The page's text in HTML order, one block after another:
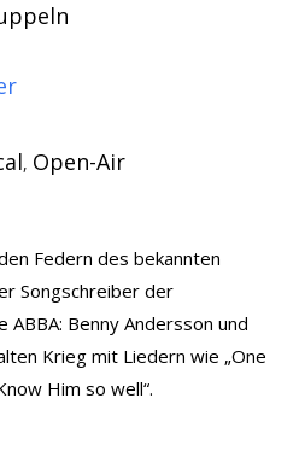
, Open-Air
Federn des bekannten
Songschreiber der
Benny Andersson und
Krieg mit Liedern wie „One
Him so well“.